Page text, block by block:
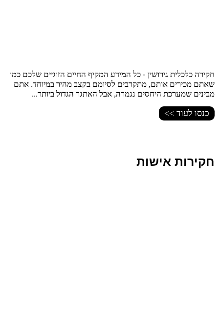
חקירה כלכלית גירושין - כל המידע המקיף החיים הזוגיים שלכם כמו
שאתם מכירים אותם, מתקרבים לסיומם בקצב מהיר במיוחד. אתם
מבינים שמערכת היחסים נגמרה, אבל האתגר הגדול ביותר...
כנסו לעוד >>
חקירות אישות